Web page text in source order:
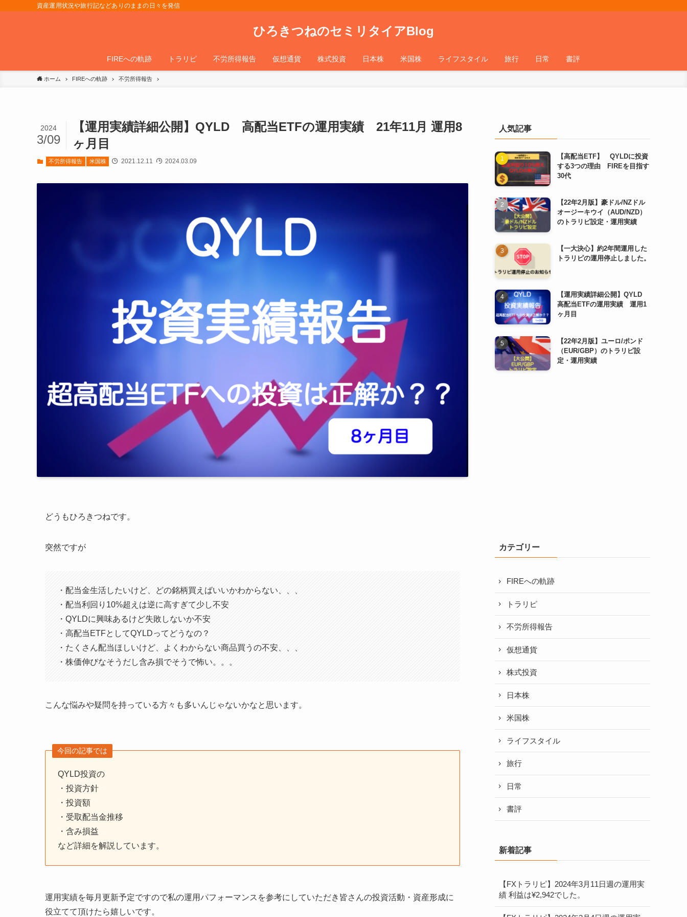
資産運用状況や旅行記などありのままの日々を発信
ひろきつねのセミリタイアBlog
FIREへの軌跡 トラリピ 不労所得報告 仮想通貨 株式投資 日本株 米国株 ライフスタイル 旅行 日常 書評
ホーム FIREへの軌跡 不労所得報告
【運用実績詳細公開】QYLD 高配当ETFの運用実績 21年11月 運用8
ヶ月目
2024
3/09
不労所得報告 米国株 2021.12.11 2024.03.09
どうもひろきつねです。
突然ですが
・配当金生活したいけど、どの銘柄買えばいいかわからない、、、
・配当利回り10%超えは逆に高すぎて少し不安
・QYLDに興味あるけど失敗しないか不安
・高配当ETFとしてQYLDってどうなの？
・たくさん配当ほしいけど、よくわからない商品買うの不安、、、
・株価伸びなそうだし含み損でそうで怖い。。。
こんな悩みや疑問を持っている方々も多いんじゃないかなと思います。
今回の記事では
QYLD投資の
・投資方針
・投資額
・受取配当金推移
・含み損益
など詳細を解説しています。
運用実績を毎月更新予定ですので私の運用パフォーマンスを参考にしていただき皆さんの投資活動・資産形成に
役立てて頂けたら嬉しいです。
人気記事
【高配当ETF】 QYLDに投資
する3つの理由 FIREを目指す
30代
【22年2月版】豪ドル/NZドル
オージーキウイ（AUD/NZD）
のトラリピ設定・運用実績
【一大決心】約2年間運用した
トラリピの運用停止しました。
【運用実績詳細公開】QYLD
高配当ETFの運用実績 運用1
ヶ月目
【22年2月版】ユーロ/ポンド
（EUR/GBP）のトラリピ設
定・運用実績
カテゴリー
FIREへの軌跡
トラリピ
不労所得報告
仮想通貨
株式投資
日本株
米国株
ライフスタイル
旅行
日常
書評
新着記事
【FXトラリピ】2024年3月11日週の運用実
績 利益は¥2,942でした。